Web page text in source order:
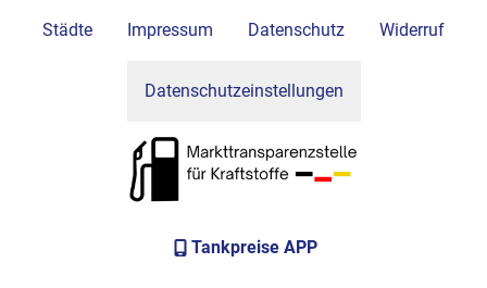
Städte Impressum Datenschutz Widerruf
Datenschutzeinstellungen
Tankpreise APP